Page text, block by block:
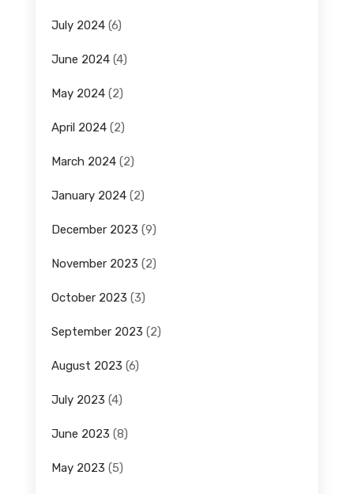
July 2024(6)
June 2024(4)
May 2024(2)
April 2024(2)
March 2024(2)
January 2024(2)
December 2023 (9)
November 2023 (2)
October 2023 (3)
September 2023 (2)
August 2023 (6)
July 2023 (4)
June 2023 (8)
May 2023 (5)